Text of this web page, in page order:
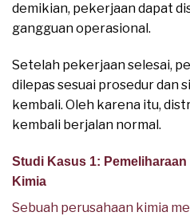
demikian, pekerjaan dapat
gangguan operasional.
Setelah pekerjaan selesai,
dilepas sesuai prosedur dan
kembali. Oleh karena itu,
kembali berjalan normal.
Studi Kasus 1:
Kimia
Sebuah perusahaan kimia